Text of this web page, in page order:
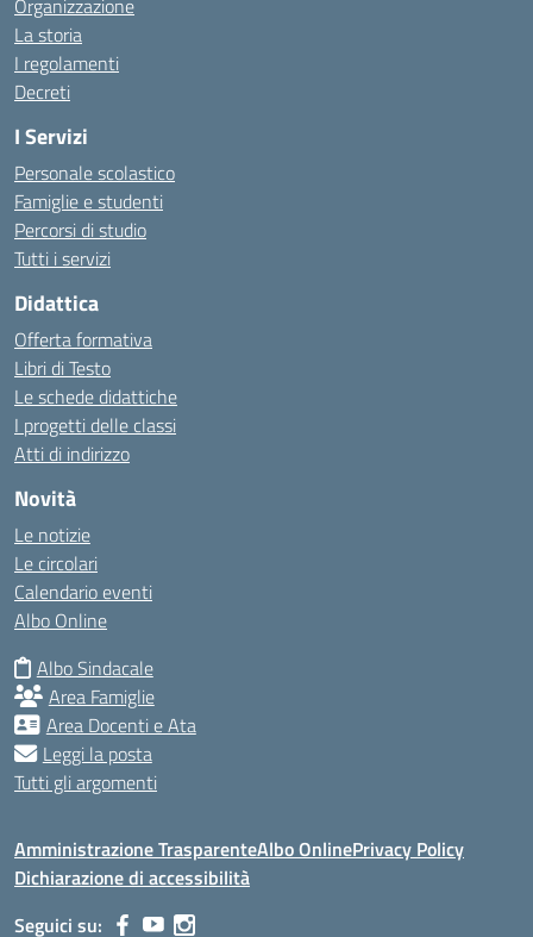
Organizzazione
La storia
I regolamenti
Decreti
I Servizi
Personale scolastico
Famiglie e studenti
Percorsi di studio
Tutti i servizi
Didattica
Offerta formativa
Libri di Testo
Le schede didattiche
I progetti delle classi
Atti di indirizzo
Novità
Le notizie
Le circolari
Calendario eventi
Albo Online
Albo Sindacale
Area Famiglie
Area Docenti e Ata
Leggi la posta
Tutti gli argomenti
Amministrazione TrasparenteAlbo OnlinePrivacy Policy
Dichiarazione di accessibilità
Seguici su: